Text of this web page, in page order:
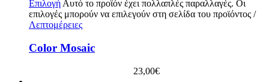
Επιλογή Αυτό το προϊόν έχει πολλαπλές παραλλαγές. Οι
επιλογές μπορούν να επιλεγούν στη σελίδα του προϊόντος /
Λεπτομέρειες
Color Mosaic
23,00€